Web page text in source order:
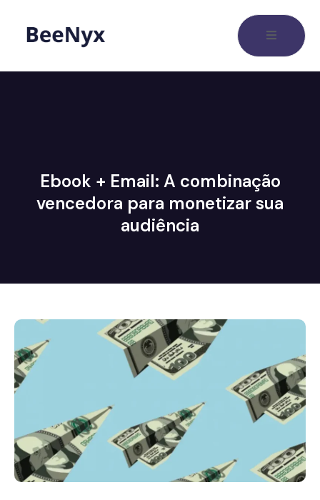
Ebook + Email: A combinação
vencedora para monetizar sua
audiência